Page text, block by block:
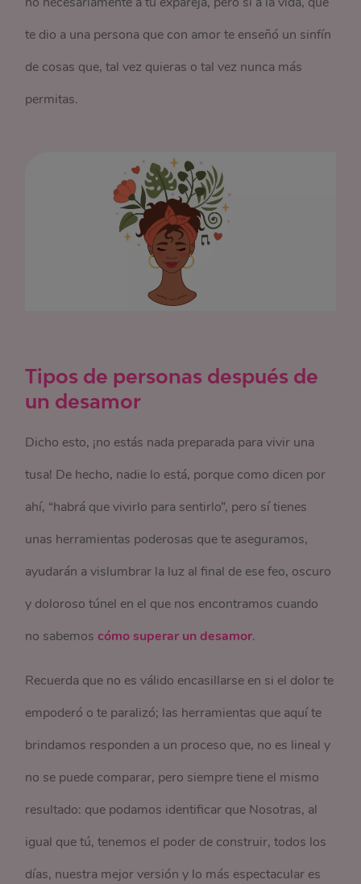
te dio a una persona que con amor te enseñó un sinfín
de cosas que, tal vez quieras o tal vez nunca más
permitas.
Tipos de personas después de
un desamor
Dicho esto, ¡no estás nada preparada para vivir una
tusa! De hecho, nadie lo está, porque como dicen por
ahí, “habrá que vivirlo para sentirlo”, pero sí tienes
unas herramientas poderosas que te aseguramos,
ayudarán a vislumbrar la luz al final de ese feo, oscuro
y doloroso túnel en el que nos encontramos cuando
no sabemoscómo superar un desamor.
Recuerda que no es válido encasillarse en si el dolor te
empoderó o te paralizó; las herramientas que aquí te
brindamos responden a un proceso que, no es lineal y
no se puede comparar, pero siempre tiene el mismo
resultado: que podamos identificar que Nosotras, al
igual que tú, tenemos el poder de construir, todos los
días, nuestra mejor versión y lo más espectacular es